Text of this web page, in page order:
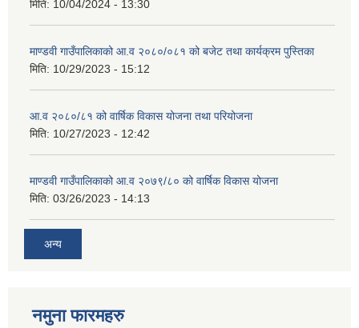
मिति: 10/04/2024 - 13:30
माण्डवी गाउँपालिकाको आ.व २०८०/०८१ को बजेट तथा कार्यक्रम पुस्तिका
मिति: 10/29/2023 - 15:12
आ.व २०८०/८१ को वार्षिक विकास योजना तथा परियोजना
मिति: 10/27/2023 - 12:42
माण्डवी गाउँपालिकाको आ.व २०७९/८० को वार्षिक विकास योजना
मिति: 03/26/2023 - 14:13
अन्य
नमुना फारमहरु